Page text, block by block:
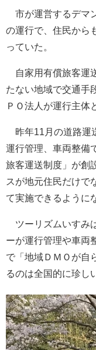
市が運営するデマ
の運行で、住民から
っていた。
自家用有償旅客運
たない地域で交通手
ＰＯ法人が運行主体
昨年11月の道路運
運行管理、車両整備
旅客運送制度」が創
スが地元住民だけで
て実施できるように
ツーリズムいすみ
ーが運行管理や車両
で「地域ＤＭＯが自
るのは全国的に珍